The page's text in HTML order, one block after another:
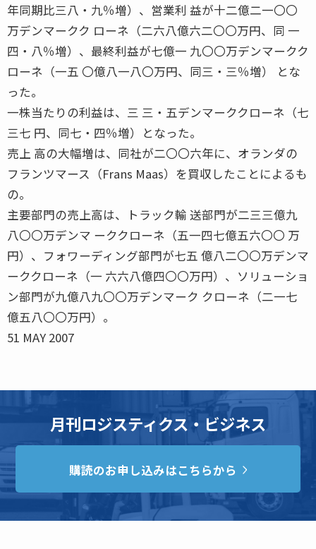
年同期比三八・九％増）、営業利 益が十二億二一〇〇
万デンマークク ローネ（二六八億六二〇〇万円、同 一
四・八％増）、最終利益が七億一 九〇〇万デンマークク
ローネ（一五 〇億八一八〇万円、同三・三％増） とな
った。
一株当たりの利益は、三 三・五デンマーククローネ（七
三七 円、同七・四％増）となった。
売上 高の大幅増は、同社が二〇〇六年に、オランダの
フランツマース（Frans Maas）を買収したことによるも
の。
主要部門の売上高は、トラック輸 送部門が二三三億九
八〇〇万デンマ ーククローネ（五一四七億五六〇〇 万
円）、フォワーディング部門が七五 億八二〇〇万デンマ
ーククローネ（一 六六八億四〇〇万円）、ソリューショ
ン部門が九億八九〇〇万デンマーク クローネ（二一七
億五八〇〇万円）。
51 MAY 2007
月刊ロジスティクス・ビジネス
購読のお申し込みはこちらから